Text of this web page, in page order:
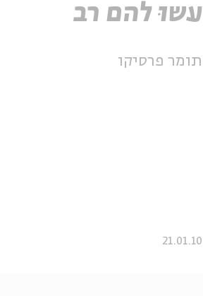
עשוּ להם רב
תומר פרסיקו
21.01.10